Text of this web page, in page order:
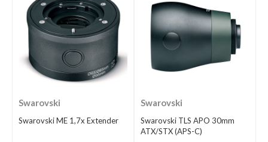
Swarovski
Swarovski ME 1,7x Extender
Swarovski
Swarovski TLS APO 30mm
ATX/STX (APS-C)